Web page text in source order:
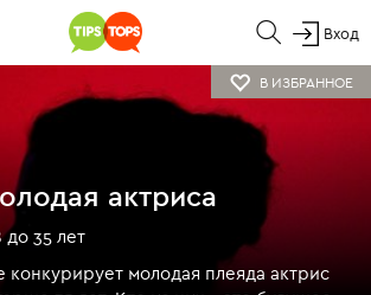
Вход
В ИЗБРАННОЕ
актриса
до 35 лет
конкурирует молодая плеяда актрис